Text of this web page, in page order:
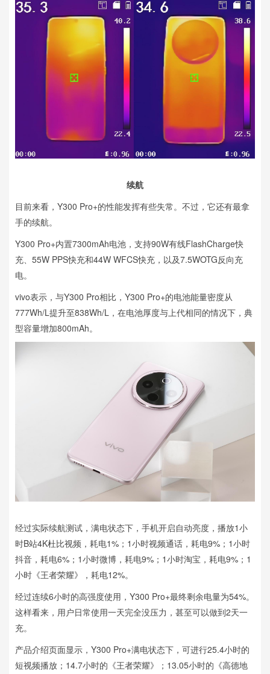
续航
目前来看，Y300 Pro+的性能发挥有些失常。不过，它还有最拿
手的续航。
Y300 Pro+内置7300mAh电池，支持90W有线FlashCharge快
充、55W PPS快充和44W WFCS快充，以及7.5WOTG反向充
电。
vivo表示，与Y300 Pro相比，Y300 Pro+的电池能量密度从
777Wh/L提升至838Wh/L，在电池厚度与上代相同的情况下，典
型容量增加800mAh。
经过实际续航测试，满电状态下，手机开启自动亮度，播放1小
时B站4K杜比视频，耗电1%；1小时视频通话，耗电9%；1小时
抖音，耗电6%；1小时微博，耗电9%；1小时淘宝，耗电9%；1
小时《王者荣耀》，耗电12%。
经过连续6小时的高强度使用，Y300 Pro+最终剩余电量为54%。
这样看来，用户日常使用一天完全没压力，甚至可以做到2天一
充。
产品介绍页面显示，Y300 Pro+满电状态下，可进行25.4小时的
短视频播放；14.7小时的《王者荣耀》；13.05小时的《高德地